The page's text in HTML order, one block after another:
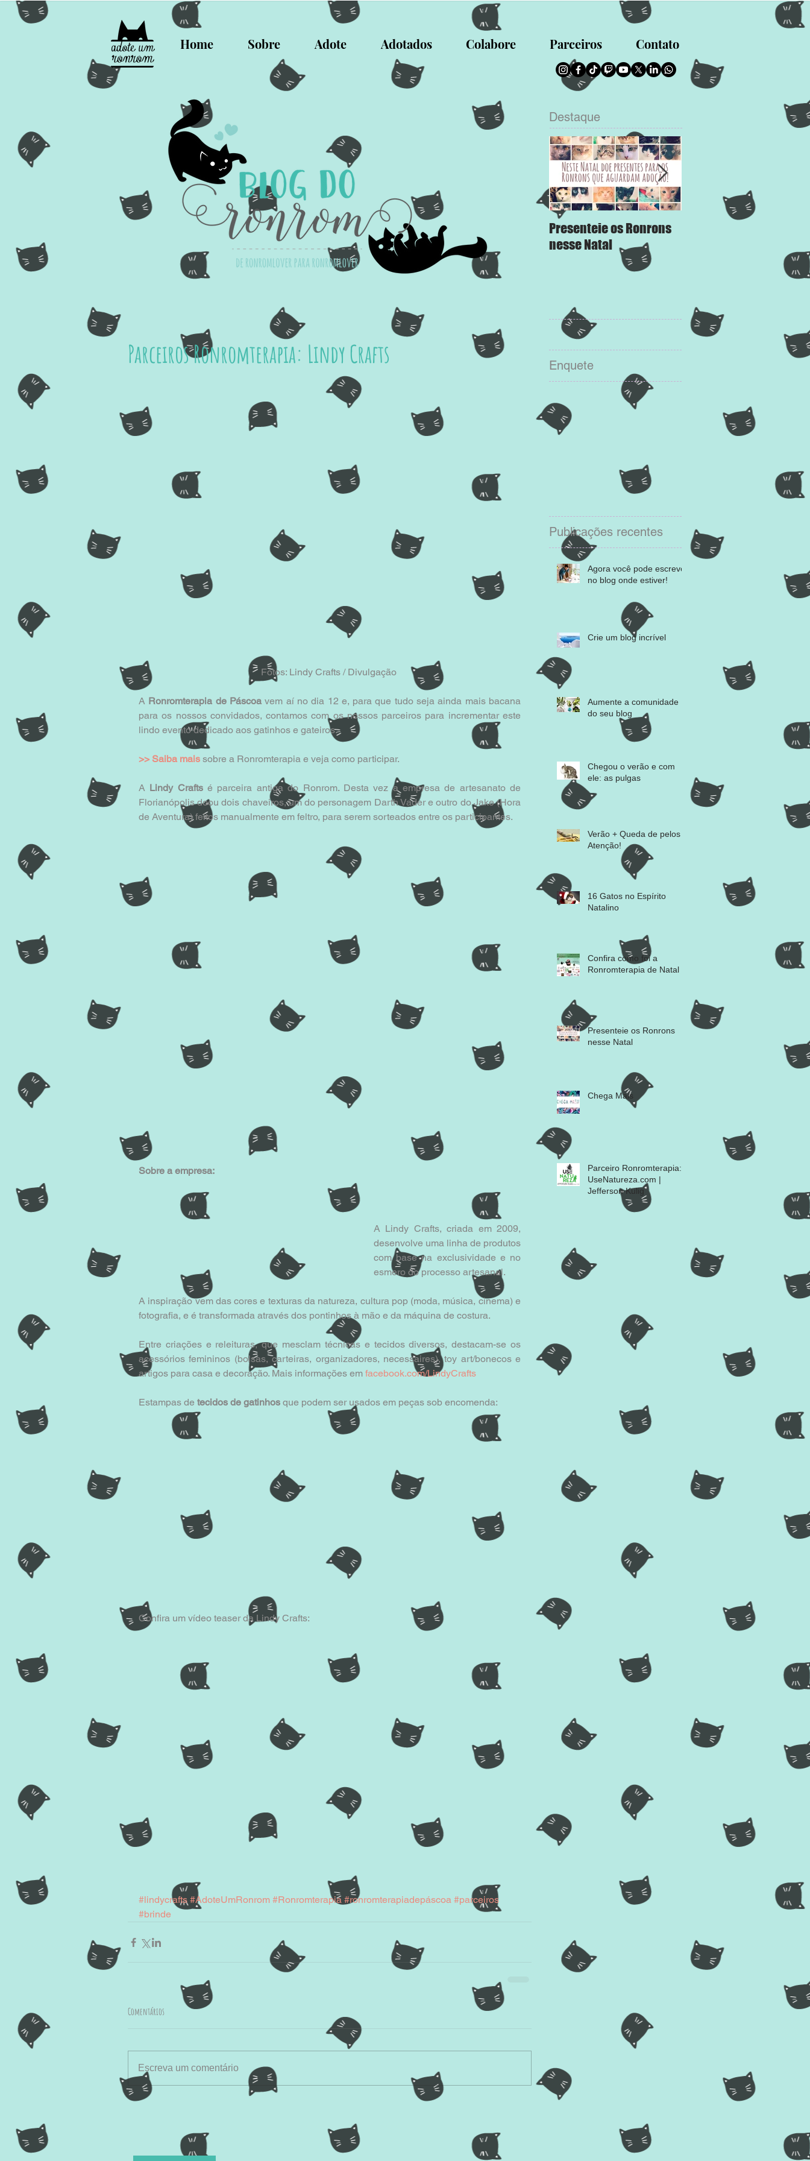
Home Sobre Adote Adotados Colabore Parceiros Contato
Destaque
Presenteie os Ronrons
nesse Natal
Parceiros Ronromterapia: Lindy Crafts
Fotos: Lindy Crafts / Divulgação
A Ronromterapia de Páscoa vem aí no dia 12 e, para que tudo seja ainda mais bacana
para os nossos convidados, contamos com os nossos parceiros para incrementar este
lindo evento dedicado aos gatinhos e gateiros.
>> Saiba mais sobre a Ronromterapia e veja como participar.
A Lindy Crafts é parceira antiga do Ronrom. Desta vez a empresa de artesanato de
Florianópolis doou dois chaveiros, um do personagem Darth Vader e outro do Jake (Hora
de Aventura) feitos manualmente em feltro, para serem sorteados entre os participantes.
Sobre a empresa:
A Lindy Crafts, criada em 2009,
desenvolve uma linha de produtos
com base na exclusividade e no
esmero do processo artesanal.
A inspiração vem das cores e texturas da natureza, cultura pop (moda, música, cinema) e
fotografia, e é transformada através dos pontinhos à mão e da máquina de costura.
Entre criações e releituras, que mesclam técnicas e tecidos diversos, destacam-se os
acessórios femininos (bolsas, carteiras, organizadores, necessaires), toy art/bonecos e
artigos para casa e decoração. Mais informações em facebook.com/LindyCrafts
Estampas de tecidos de gatinhos que podem ser usados em peças sob encomenda:
Confira um vídeo teaser da Lindy Crafts:
#lindycrafts #AdoteUmRonrom #Ronromterapia #ronromterapiadepáscoa #parceiros
#brinde
Comentários
Escreva um comentário
Enquete
Publicações recentes
Agora você pode escrever
no blog onde estiver!
Crie um blog incrível
Aumente a comunidade
do seu blog
Chegou o verão e com
ele: as pulgas
Verão + Queda de pelos =
Atenção!
16 Gatos no Espírito
Natalino
Confira como foi a
Ronromterapia de Natal
Presenteie os Ronrons
nesse Natal
Chega Mais
Parceiro Ronromterapia:
UseNatureza.com |
Jefferson Kulig